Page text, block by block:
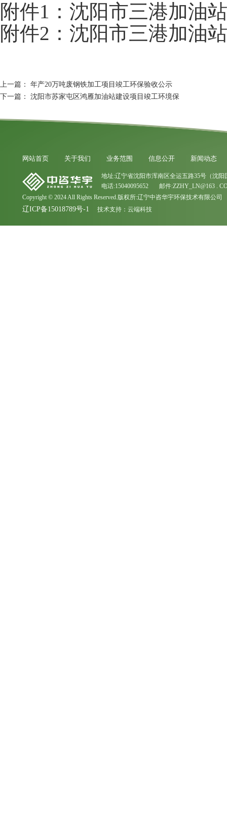
附件1：沈阳市三港加油
附件2：沈阳市三港加油
上一篇： 年产20万吨废钢铁加工项目竣工环保验收公示
下一篇： 沈阳市苏家屯区鸿雁加油站建设项目竣工环境保
网站首页 关于我们 业务范围 信息公开 新闻动态
地址:辽宁省沈阳市浑南区全运五路35号（沈阳
电话:15040095652 邮件:ZZHY_LN@163 .
Copyright © 2024 All Rights Reserved.版权所:辽宁中咨华宇环保技术有限公司
辽ICP备15018789号-1 技术支持： 云端科技